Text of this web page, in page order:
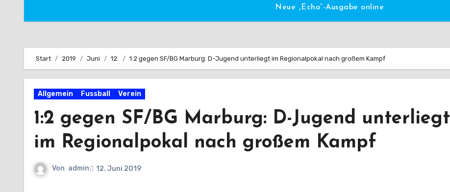
Neue „Echo“-Ausgabe online
Start 2019 Juni 12. 1:2 gegen SF/BG Marburg: D-Jugend unterliegt im Regionalpokal nach großem Kampf
Allgemein Fussball Verein
1:2 gegen SF/BG Marburg: D-Jugend unterliegt
im Regionalpokal nach großem Kampf
Von admin 12. Juni 2019